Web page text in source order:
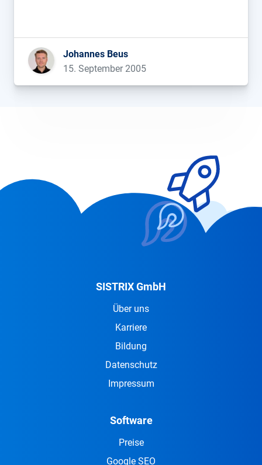
vor. Mit „Why feel lucky when you can be right?“
gibt […]... Johannes Beus
15. September 2005
SISTRIX GmbH
Über uns
Karriere
Bildung
Datenschutz
Impressum
Software
Preise
Google SEO